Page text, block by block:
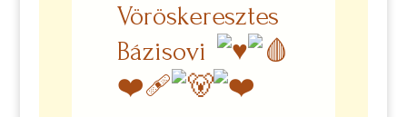
Vöröskeresztes
Bázisovi
❤️‍🩹